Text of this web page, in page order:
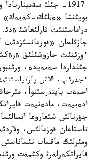
1917- جئلئ
بويئنشا «ةثلئك-كةبةك»
جازئلعان «قورعانسئزدئث
ءوزئنئث جازؤشئلئق
جئلداردا سةمةيدة،
ءجذرئپ، الاش
احمةت بايتذرسئنوأ،
ادةبيةت، مادةنيةت
جؤرنالئن شئعارؤعا
تاستاعان قوزعالئس،
ومئرلئك ماقسات
قايراتكةرلةرئ وكئمةت